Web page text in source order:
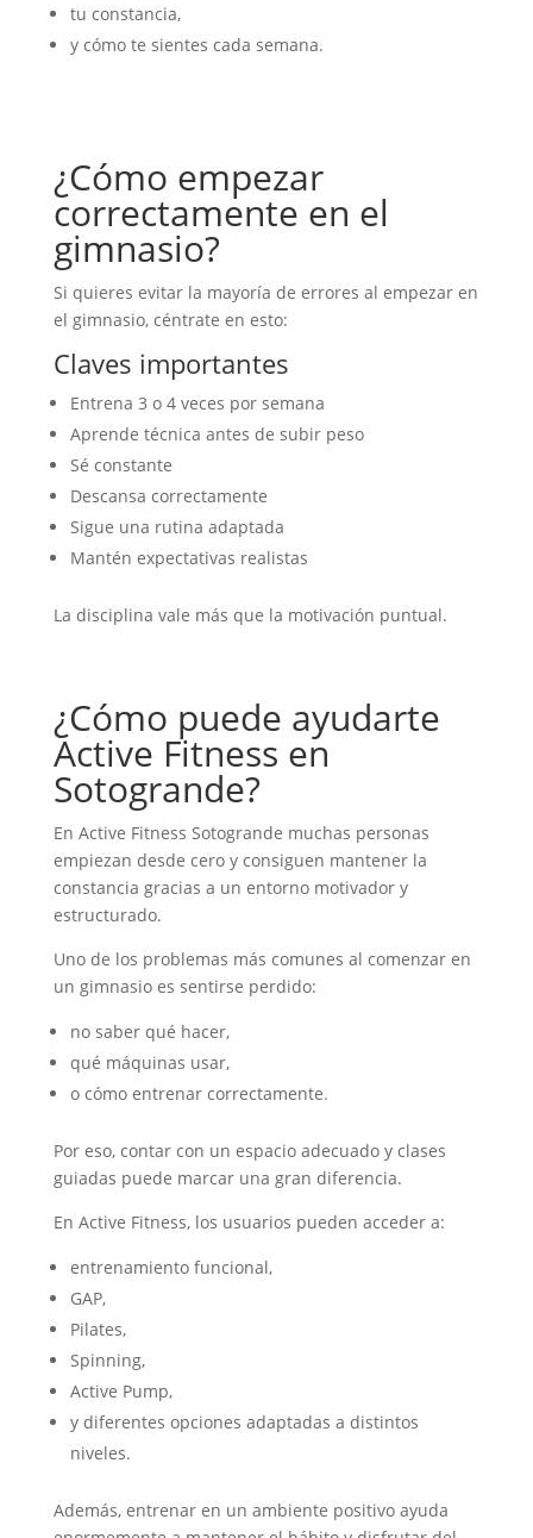
tu constancia,
y cómo te sientes cada semana.
¿Cómo empezar
correctamente en el
gimnasio?
Si quieres evitar la mayoría de errores al empezar en
el gimnasio, céntrate en esto:
Claves importantes
Entrena 3 o 4 veces por semana
Aprende técnica antes de subir peso
Sé constante
Descansa correctamente
Sigue una rutina adaptada
Mantén expectativas realistas
La disciplina vale más que la motivación puntual.
¿Cómo puede ayudarte
Active Fitness en
Sotogrande?
En Active Fitness Sotogrande muchas personas
empiezan desde cero y consiguen mantener la
constancia gracias a un entorno motivador y
estructurado.
Uno de los problemas más comunes al comenzar en
un gimnasio es sentirse perdido:
no saber qué hacer,
qué máquinas usar,
o cómo entrenar correctamente.
Por eso, contar con un espacio adecuado y clases
guiadas puede marcar una gran diferencia.
En Active Fitness, los usuarios pueden acceder a:
entrenamiento funcional,
GAP,
Pilates,
Spinning,
Active Pump,
y diferentes opciones adaptadas a distintos
niveles.
Además, entrenar en un ambiente positivo ayuda